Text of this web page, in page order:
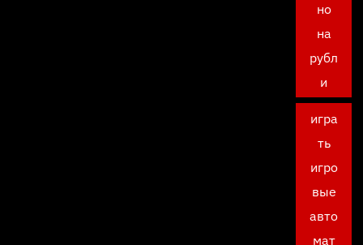
но
на
рубл
и
игра
ть
игро
вые
авто
мат